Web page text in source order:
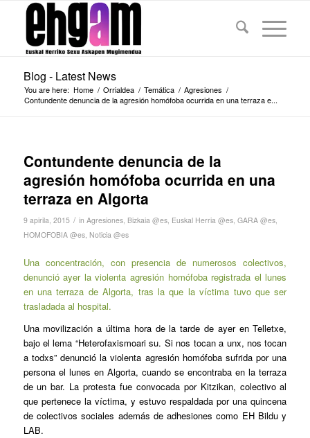
Blog - Latest News
You are here: Home / Orrialdea / Temática / Agresiones /
Contundente denuncia de la agresión homófoba ocurrida en una terraza e...
Contundente denuncia de la
agresión homófoba ocurrida en una
terraza en Algorta
9 apirila, 2015 / in Agresiones, Bizkaia @es, Euskal Herria @es, GARA @es,
HOMOFOBIA @es, Noticia @es
Una concentración, con presencia de numerosos colectivos,
denunció ayer la violenta agresión homófoba registrada el lunes
en una terraza de Algorta, tras la que la víctima tuvo que ser
trasladada al hospital.
Una movilización a última hora de la tarde de ayer en Telletxe,
bajo el lema “Heterofaxismoari su. Si nos tocan a unx, nos tocan
a todxs” denunció la violenta agresión homófoba sufrida por una
persona el lunes en Algorta, cuando se encontraba en la terraza
de un bar. La protesta fue convocada por Kitzikan, colectivo al
que pertenece la víctima, y estuvo respaldada por una quincena
de colectivos sociales además de adhesiones como EH Bildu y
LAB.